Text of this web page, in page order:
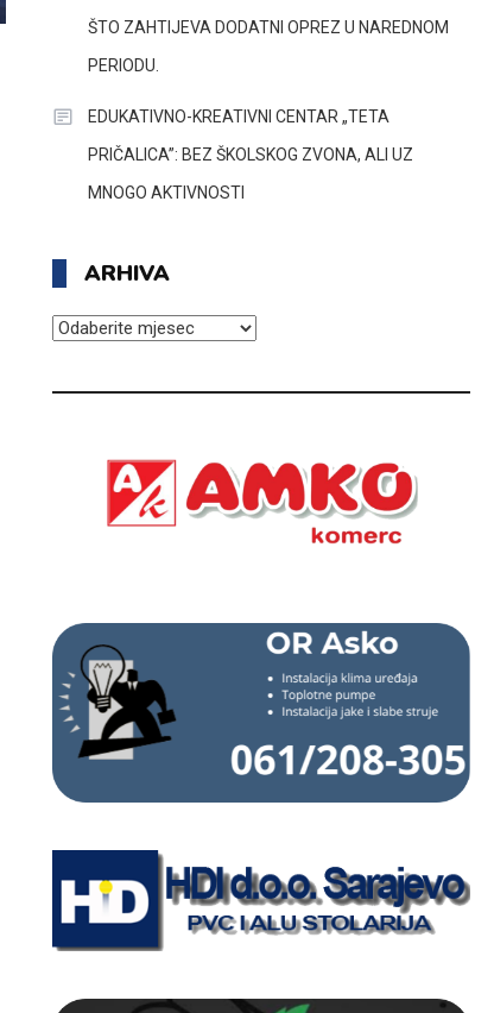
ŠTO ZAHTIJEVA DODATNI OPREZ U NAREDNOM
PERIODU.
EDUKATIVNO-KREATIVNI CENTAR „TETA
PRIČALICA”: BEZ ŠKOLSKOG ZVONA, ALI UZ
MNOGO AKTIVNOSTI
ARHIVA
ARHIVA